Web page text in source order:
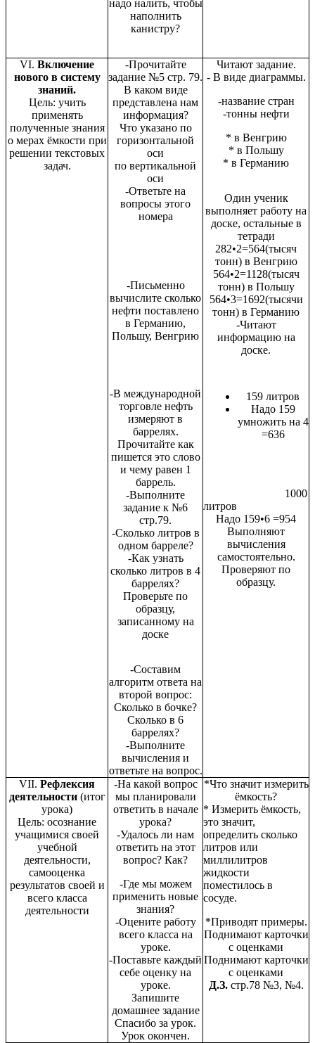
надо налить, чтобы
наполнить
канистру?
VΙ. Включение
нового в систему
знаний.
Цель: учить
применять
полученные знания
о мерах ёмкости при
решении текстовых
задач.
-Прочитайте
задание №5 стр. 79.
В каком виде
представлена нам
информация?
Что указано по
горизонтальной
оси
по вертикальной
оси
-Ответьте на
вопросы этого
номера
-Письменно
вычислите сколько
нефти поставлено
в Германию,
Польшу, Венгрию
-В международной
торговле нефть
измеряют в
баррелях.
Прочитайте как
пишется это слово
и чему равен 1
баррель.
-Выполните
задание к №6
стр.79.
-Сколько литров в
одном барреле?
-Как узнать
сколько литров в 4
баррелях?
Проверьте по
образцу,
записанному на
доске
-Составим
алгоритм ответа на
второй вопрос:
Сколько в бочке?
Сколько в 6
баррелях?
-Выполните
вычисления и
ответьте на вопрос.
Читают задание.
- В виде диаграммы.
-название стран
-тонны нефти
* в Венгрию
* в Польшу
* в Германию
Один ученик
выполняет работу на
доске, остальные в
тетради
282•2=564(тысяч
тонн) в Венгрию
564•2=1128(тысяч
тонн) в Польшу
564•3=1692(тысячи
тонн) в Германию
-Читают
информацию на
доске.
159 литров
Надо 159
умножить на 4
=636
1000
литров
Надо 159•6 =954
Выполняют
вычисления
самостоятельно.
Проверяют по
образцу.
VΙΙ. Рефлексия
деятельности (итог
урока)
Цель: осознание
учащимися своей
учебной
деятельности,
самооценка
результатов своей и
всего класса
деятельности
-На какой вопрос
мы планировали
ответить в начале
урока?
-Удалось ли нам
ответить на этот
вопрос? Как?
-Где мы можем
применить новые
знания?
-Оцените работу
всего класса на
уроке.
-Поставьте каждый
себе оценку на
уроке.
Запишите
домашнее задание
Спасибо за урок.
Урок окончен.
*Что значит измерить
ёмкость?
* Измерить ёмкость,
это значит,
определить сколько
литров или
миллилитров
жидкости
поместилось в
сосуде.
*Приводят примеры.
Поднимают карточки
с оценками
Поднимают карточки
с оценками
Д.З. стр.78 №3, №4.